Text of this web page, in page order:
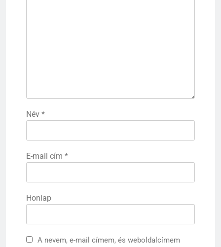
Név *
E-mail cím *
Honlap
A nevem, e-mail címem, és weboldalcímem